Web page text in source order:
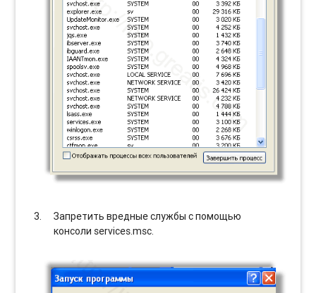
Запретить вредные службы с помощью
консоли services.msc.